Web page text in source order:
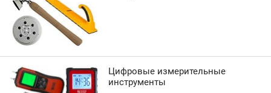
Цифровые измерительные
инструменты